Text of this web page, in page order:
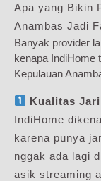
Apa yang Bikin
Anambas Jadi
Banyak provider
kenapa IndiHome
Kepulauan
Kualitas
IndiHome
karena punya
nggak ada lagi
asik streaming